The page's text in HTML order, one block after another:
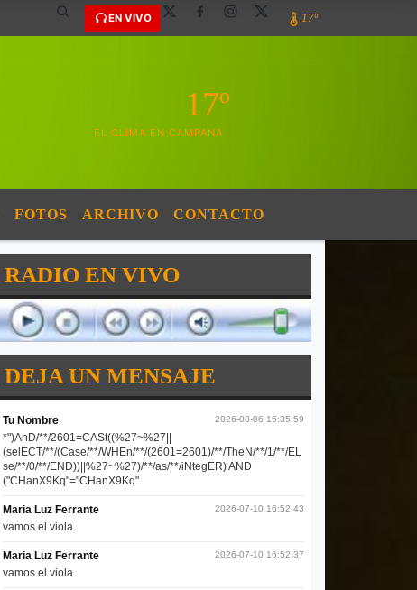
EN VIVO 17º
17º
EL CLIMA EN CAMPANA
FOTOS ARCHIVO CONTACTO
RADIO EN VIVO
DEJA UN MENSAJE